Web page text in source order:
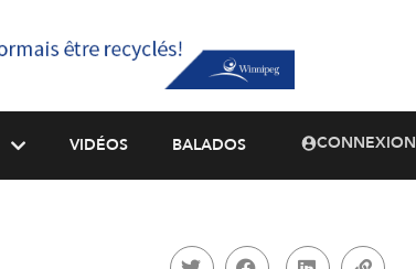
VIDÉOS BALADOS CONNEXION